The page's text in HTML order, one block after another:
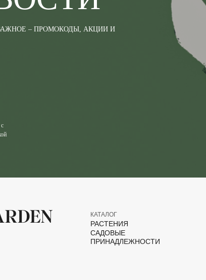
– ПРОМОКОДЫ, АКЦИИ И
КАТАЛОГ
РАСТЕНИЯ
САДОВЫЕ
ПРИНАДЛЕЖНОСТИ